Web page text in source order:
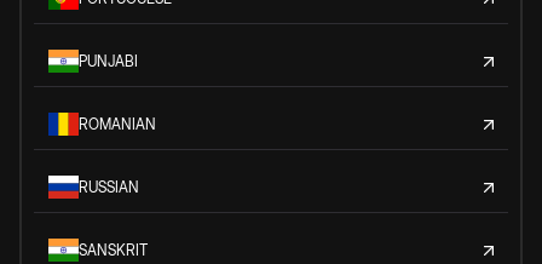
PUNJABI
ROMANIAN
RUSSIAN
SANSKRIT